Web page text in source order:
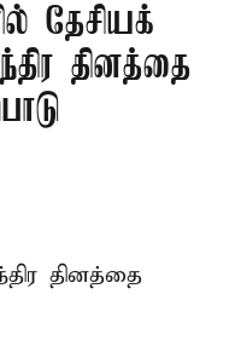
தேசியக்
தினத்தை
தினத்தை